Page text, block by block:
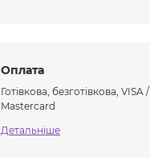
Оплата
Готівкова, безготівкова, VISA /
Mastercard
Детальніше